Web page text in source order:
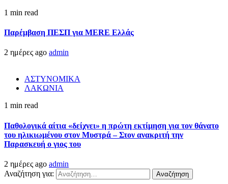
1 min read
Παρέμβαση ΠΕΣΠ για MERE Ελλάς
2 ημέρες ago admin
ΑΣΤΥΝΟΜΙΚΑ
ΛΑΚΩΝΙΑ
1 min read
Παθολογικά αίτια «δείχνει» η πρώτη εκτίμηση για τον θάνατο
του ηλικιωμένου στον Μυστρά – Στον ανακριτή την
Παρασκευή ο γιος του
2 ημέρες ago admin
Αναζήτηση για: